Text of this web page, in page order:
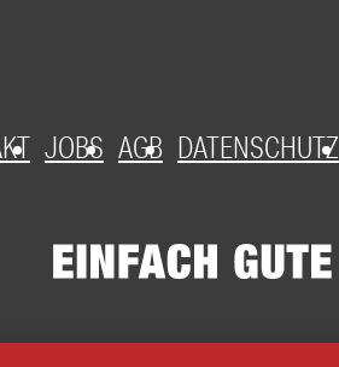
JOBS AGB DATENSCHUTZ